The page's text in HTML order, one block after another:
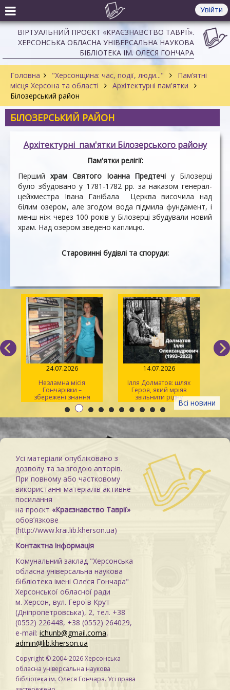
Увійти
ВІРТУАЛЬНИЙ ПРОЄКТ «КРАЄЗНАВСТВО ТАВРІЇ».
ХЕРСОНСЬКА ОБЛАСНА УНІВЕРСАЛЬНА НАУКОВА
БІБЛІОТЕКА ІМ. ОЛЕСЯ ГОНЧАРА
Головна "Херсонщина: час, події, люди..."
Пам’ятні
місця Херсона та області
Архітектурні пам'ятки
Білозерський район
БІЛОЗЕРСЬКИЙ РАЙОН
Архітектурні пам'ятки Білозерського району
Пам'ятки релігії:
Перший храм Святого Іоанна Предтечіу Білозерці
було збудовано у 1781-1782 рр. за наказом генерал-
цейхместра Івана Ганібала Церква височила над
білим озером, але згодом вода підмила фундамент, і
менш ніж через 100 років у Білозерці збудували новий
храм. Над озером зведено каплицю.
Старовинні будівлі та споруди:
Всі новини
24.07.2026
Незламна місія
Гончарівки –
збережені знання
14.07.2026
Ілля Долматов: шлях
Героя, який мріяв
звільнити рідну
Каховку
Усі матеріали опубліковано з
дозволу та за згодою авторів.
При повному або частковому
використанні матеріалів активне
посилання
на проєкт «Краєзнавство Таврії»
обов’язкове
(http://www.krai.lib.kherson.ua)
Контактна інформація
Комунальний заклад "Херсонська
обласна універсальна наукова
бібліотека імені Олеся Гончара"
Херсонської обласної ради
м. Херсон, вул. Героїв Крут
(Дніпропетровська), 2, тел. +38
(0552) 226448, +38 (0552) 264029,
e-mail: ichunb@gmail.coma,
admin@lib.kherson.ua
Copyright © 2004-2026 Херсонська
обласна універсальна наукова
бібліотека ім. Олеся Гончара. Усі права